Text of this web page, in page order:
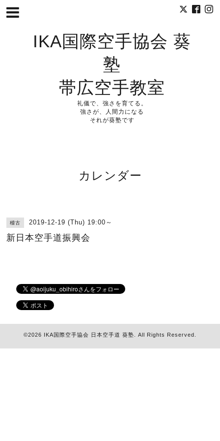
IKA国際空手協会 葵
塾
帯広空手教室
礼儀で、強さを育てる。
強さが、人間力になる
それが葵塾です
カレンダー
稽古 2019-12-19 (Thu) 19:00～
新日本空手道振興会
©2026 IKA国際空手協会 日本空手道 葵塾 . All Rights Reserved.